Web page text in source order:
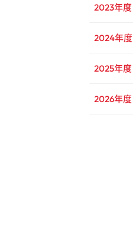
2023年度
2024年度
2025年度
2026年度